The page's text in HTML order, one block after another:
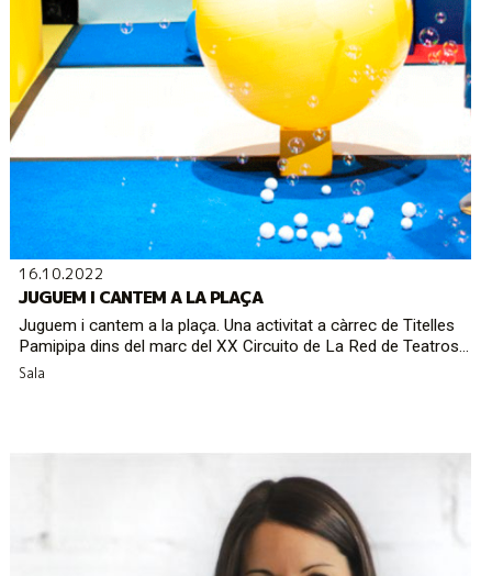
16.10.2022
JUGUEM I CANTEM A LA PLAÇA
Juguem i cantem a la plaça. Una activitat a càrrec de Titelles
Pamipipa dins del marc del XX Circuito de La Red de Teatros...
Sala